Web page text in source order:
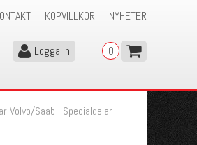
NYHETER
KÖPVILLKOR
0
Logga in
Volvo/Saab | Specialdelar -